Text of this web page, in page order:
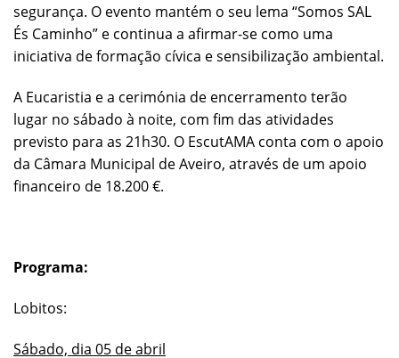
segurança. O evento mantém o seu lema “Somos SAL
És Caminho” e continua a afirmar-se como uma
iniciativa de formação cívica e sensibilização ambiental.
A Eucaristia e a cerimónia de encerramento terão
lugar no sábado à noite, com fim das atividades
previsto para as 21h30. O EscutAMA conta com o apoio
da Câmara Municipal de Aveiro, através de um apoio
financeiro de 18.200 €.
Programa:
Lobitos:
Sábado, dia 05 de abril